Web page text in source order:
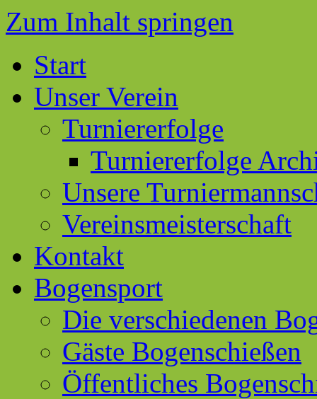
Zum Inhalt springen
Start
Unser Verein
Turniererfolge
Turniererfolge
Unsere
Vereinsmeisterschaft
Kontakt
Bogensport
Die verschiedenen
Gäste Bogenschießen
Öffentliches